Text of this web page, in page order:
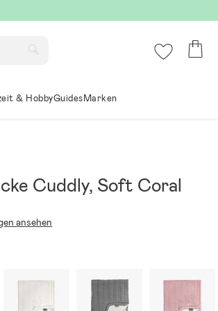
& HobbyGuidesMarken
Cuddly, Soft Coral
ansehen